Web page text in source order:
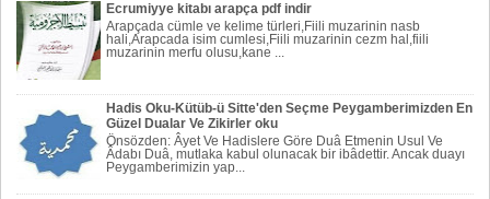
Ecrumiyye kitabı arapça pdf indir
Arapçada cümle ve kelime türleri,Fiili muzarinin nasb
hali,Arapcada isim cumlesi,Fiili muzarinin cezm hal,fiili
muzarinin merfu olusu,kane ...
Hadis Oku-Kütüb-ü Sitte'den Seçme Peygamberimizden En
Güzel Dualar Ve Zikirler oku
Önsözden: Âyet Ve Hadislere Göre Duâ Etmenin Usul Ve
Âdabı Duâ, mutlaka kabul olunacak bir ibâdettir. Ancak duayı
Peygamberi­mizin yap...